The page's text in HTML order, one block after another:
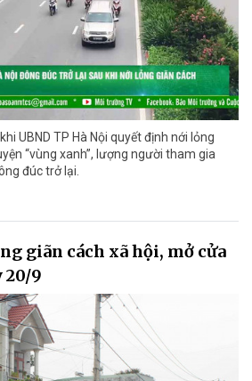
UBND TP Hà Nội quyết định nới lỏng
“vùng xanh”, lượng người tham gia
đúc trở lại.
giãn cách xã hội, mở cửa
20/9